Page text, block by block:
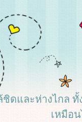
ดและห่างไกล
เหมือ